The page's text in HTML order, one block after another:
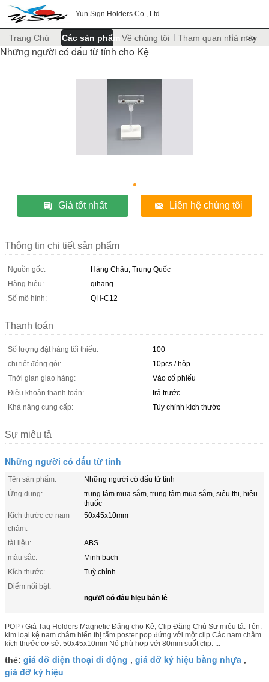
Yun Sign Holders Co., Ltd.
Trang Chủ Các sản phẩm Về chúng tôi Tham quan nhà máy
>>
Những người có dấu từ tính cho Kệ
Giá tốt nhất Liên hệ chúng tôi
Thông tin chi tiết sản phẩm
Nguồn gốc:
Hàng Châu, Trung Quốc
Hàng hiệu:
qihang
Số mô hình:
QH-C12
Thanh toán
Số lượng đặt hàng tối thiểu:
100
chi tiết đóng gói:
10pcs / hộp
Thời gian giao hàng:
Vào cổ phiếu
Điều khoản thanh toán:
trả trước
Khả năng cung cấp:
Tùy chỉnh kích thước
Sự miêu tả
Những người có dấu từ tính
Tên sản phẩm:
Những người có dấu từ tính
Ứng dụng:
trung tâm mua sắm, trung tâm mua sắm, siêu thị, hiệu
thuốc
Kích thước cơ nam
châm:
50x45x10mm
tài liệu:
ABS
màu sắc:
Minh bạch
Kích thước:
Tuỳ chỉnh
Điểm nổi bật:
người có dấu hiệu bán lẻ
POP / Giá Tag Holders Magnetic Đăng cho Kệ, Clip Đăng Chủ Sự miêu tả: Tên:
kim loại kệ nam châm hiển thị tấm poster pop đứng với một clip Các nam châm
kích thước cơ sở: 50x45x10mm Nó phù hợp với 80mm suốt clip. ...
thẻ: giá đỡ điện thoại di động , giá đỡ ký hiệu bằng nhựa ,
giá đỡ ký hiệu